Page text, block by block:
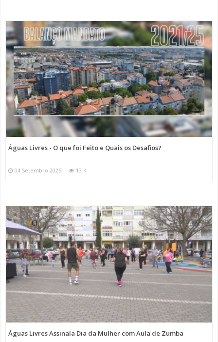
Águas Livres - O que foi Feito e Quais os Desafios?
04 Setembro 2025 13 K
Águas Livres Assinala Dia da Mulher com Aula de Zumba